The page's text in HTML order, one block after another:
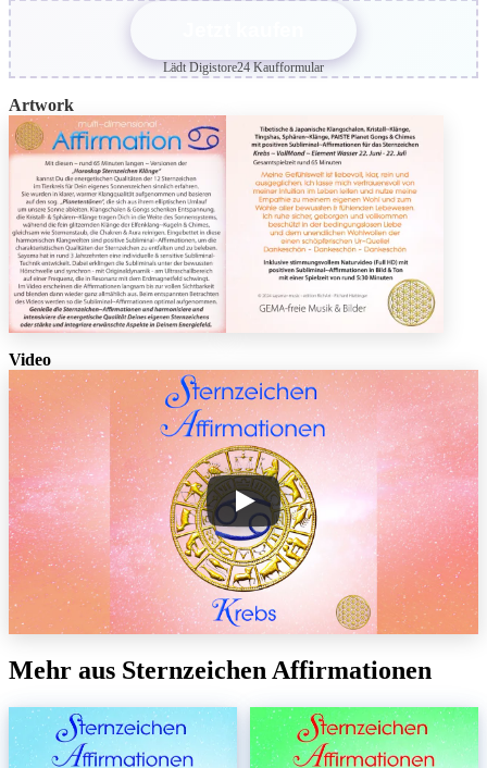
Lädt Digistore24 Kaufformular
Artwork
Video
Mehr aus Sternzeichen Affirmationen